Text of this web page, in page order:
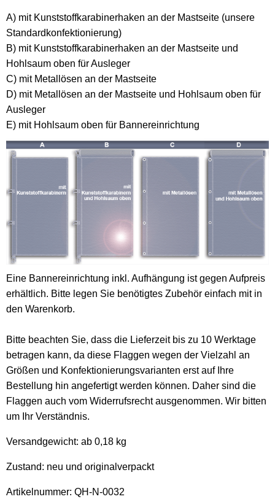
A) mit Kunststoffkarabinerhaken an der Mastseite (unsere
Standardkonfektionierung)
B) mit Kunststoffkarabinerhaken an der Mastseite und
Hohlsaum oben für Ausleger
C) mit Metallösen an der Mastseite
D) mit Metallösen an der Mastseite und Hohlsaum oben für
Ausleger
E) mit Hohlsaum oben für Bannereinrichtung
Eine Bannereinrichtung inkl. Aufhängung ist gegen Aufpreis
erhältlich. Bitte legen Sie benötigtes Zubehör einfach mit in
den Warenkorb.
Bitte beachten Sie, dass die Lieferzeit bis zu 10 Werktage
betragen kann, da diese Flaggen wegen der Vielzahl an
Größen und Konfektionierungsvarianten erst auf Ihre
Bestellung hin angefertigt werden können. Daher sind die
Flaggen auch vom Widerrufsrecht ausgenommen. Wir bitten
um Ihr Verständnis.
Versandgewicht: ab 0,18 kg
Zustand: neu und originalverpackt
Artikelnummer: QH-N-0032